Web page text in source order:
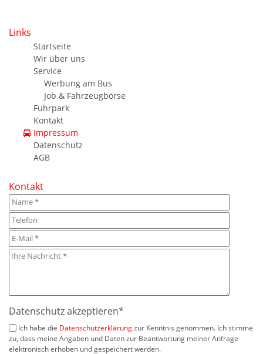
Links
Startseite
Wir über uns
Service
Werbung am Bus
Job & Fahrzeugbörse
Fuhrpark
Kontakt
Impressum
Datenschutz
AGB
Kontakt
Datenschutz akzeptieren*
Ich habe die Datenschutzerklärungzur Kenntnis genommen. Ich stimme
zu, dass meine Angaben und Daten zur Beantwortung meiner Anfrage
elektronisch erhoben und gespeichert werden.